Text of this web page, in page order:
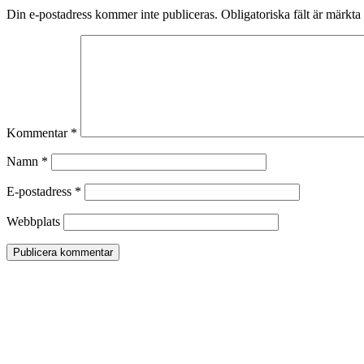
Din e-postadress kommer inte publiceras. Obligatoriska fält är märkta
Kommentar *
Namn *
E-postadress *
Webbplats